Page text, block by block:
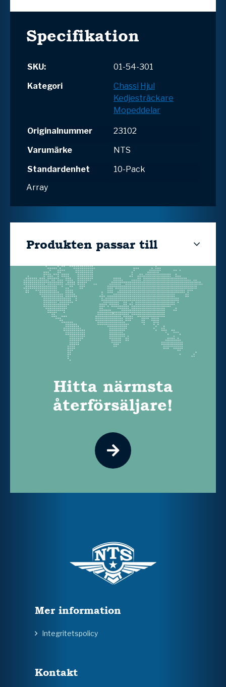
Specifikation
SKU:
01-54-301
Kategori
Chassi Hjul
Kedjesträckare
Mopeddelar
Originalnummer
23102
Varumärke
NTS
Standardenhet
10-Pack
Array
Produkten passar till
Hitta närmsta
återförsäljare!
Mer information
Integritetspolicy
Kontakt